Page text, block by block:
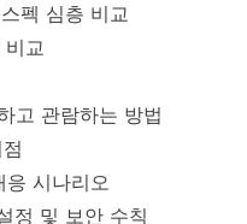
펙 심층 비교
비교
고 관람하는 방법
시나리오
정 및 보안 수칙